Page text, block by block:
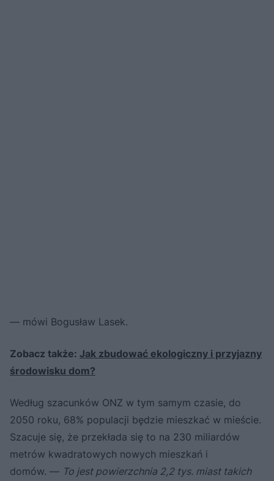
— mówi Bogusław Lasek.
Zobacz także: Jak zbudować ekologiczny i przyjazny
środowisku dom?
Według szacunków ONZ w tym samym czasie, do
2050 roku, 68% populacji będzie mieszkać w mieście.
Szacuje się, że przekłada się to na 230 miliardów
metrów kwadratowych nowych mieszkań i
domów. — To jest powierzchnia 2,2 tys. miast takich